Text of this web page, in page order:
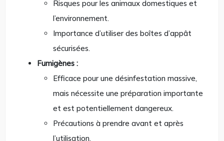
Risques pour les animaux domestiques et
l’environnement.
Importance d’utiliser des boîtes d’appât
sécurisées.
Fumigènes :
Efficace pour une désinfestation massive,
mais nécessite une préparation importante
et est potentiellement dangereux.
Précautions à prendre avant et après
l’utilisation.